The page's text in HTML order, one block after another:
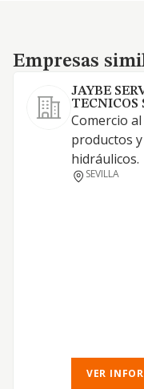
Empresas similares
Empresas
JAYBE
TECNICOS
Comercio
productos
hidráulicos.
SEVILLA
VER